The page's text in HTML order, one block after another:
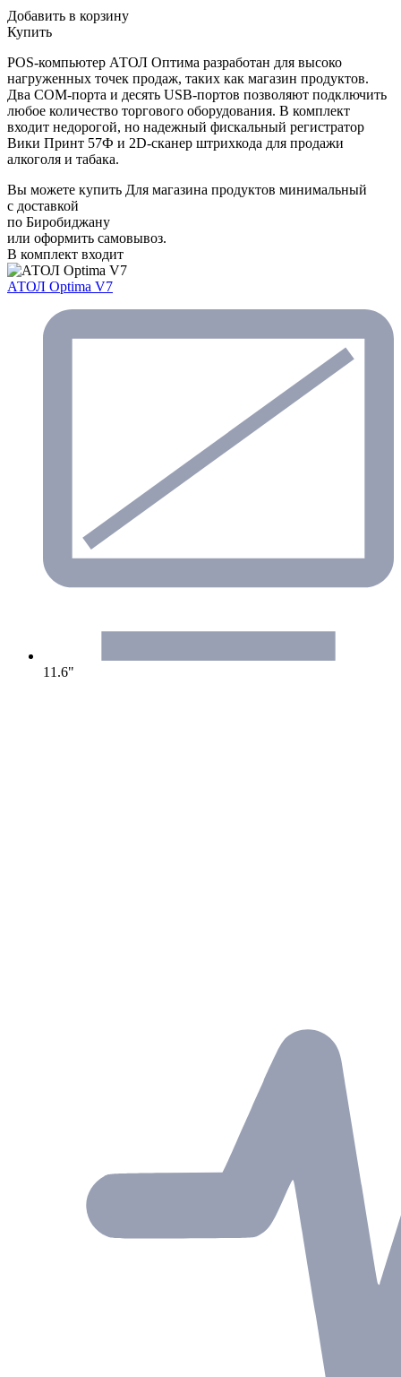
Добавить в корзину
Купить
POS-компьютер АТОЛ Оптима разработан для высоко
нагруженных точек продаж, таких как магазин продуктов.
Два COM-порта и десять USB-портов позволяют подключить
любое количество торгового оборудования. В комплект
входит недорогой, но надежный фискальный регистратор
Вики Принт 57Ф и 2D-сканер штрихкода для продажи
алкоголя и табака.
Вы можете купить Для магазина продуктов минимальный
с доставкой
по Биробиджану
или оформить самовывоз.
В комплект входит
АТОЛ Optima V7
11.6"